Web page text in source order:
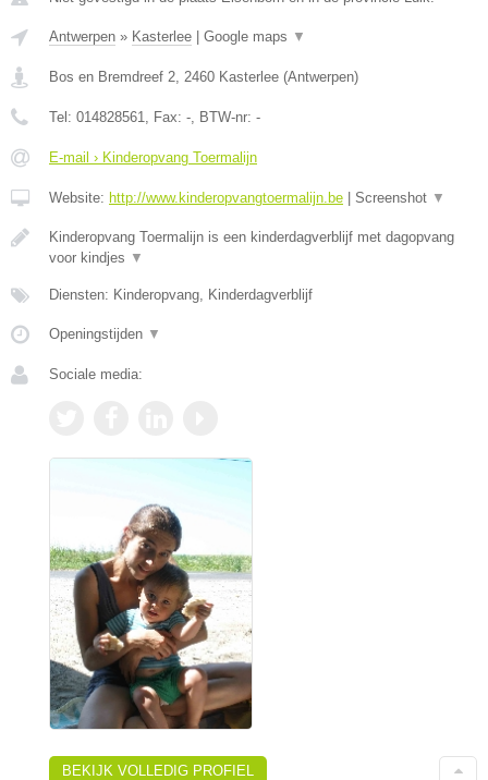
Antwerpen » Kasterlee Google maps ▼
Bos en Bremdreef 2, 2460 Kasterlee (Antwerpen)
Tel: 014828561, Fax: -, BTW-nr: -
E-mail › Kinderopvang Toermalijn
Website: http://www.kinderopvangtoermalijn.be Screenshot ▼
Kinderopvang Toermalijn is een kinderdagverblijf met dagopvang
voor kindjes ▼
Diensten: Kinderopvang, Kinderdagverblijf
Openingstijden ▼
Sociale media:
BEKIJK VOLLEDIG PROFIEL